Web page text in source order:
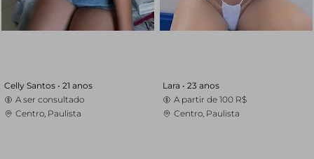
Celly Santos • 21 anos
A ser consultado
Centro, Paulista
Lara • 23 anos
A partir de 100 R$
Centro, Paulista